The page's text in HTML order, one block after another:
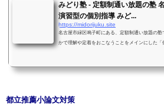
みどり塾 - 定額制通い放題の塾
演習型の個別指導 みど...
https://midorijuku.site
名古屋市緑区鳴子町にある、定額制通い放題の
かで理解や定着をおこなうことをメインにした
都立推薦小論文対策